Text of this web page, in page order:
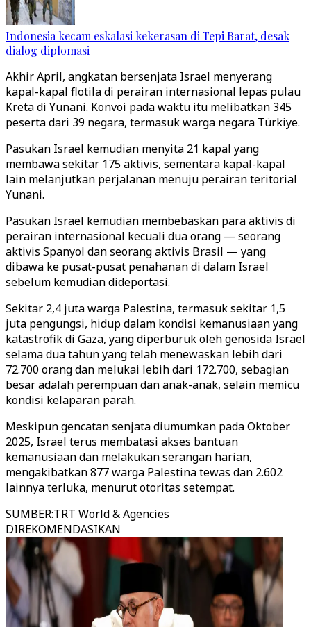
Indonesia kecam eskalasi kekerasan di Tepi Barat, desak
dialog diplomasi
Akhir April, angkatan bersenjata Israel menyerang
kapal-kapal flotila di perairan internasional lepas pulau
Kreta di Yunani. Konvoi pada waktu itu melibatkan 345
peserta dari 39 negara, termasuk warga negara Türkiye.
Pasukan Israel kemudian menyita 21 kapal yang
membawa sekitar 175 aktivis, sementara kapal-kapal
lain melanjutkan perjalanan menuju perairan teritorial
Yunani.
Pasukan Israel kemudian membebaskan para aktivis di
perairan internasional kecuali dua orang — seorang
aktivis Spanyol dan seorang aktivis Brasil — yang
dibawa ke pusat-pusat penahanan di dalam Israel
sebelum kemudian dideportasi.
Sekitar 2,4 juta warga Palestina, termasuk sekitar 1,5
juta pengungsi, hidup dalam kondisi kemanusiaan yang
katastrofik di Gaza, yang diperburuk oleh genosida Israel
selama dua tahun yang telah menewaskan lebih dari
72.700 orang dan melukai lebih dari 172.700, sebagian
besar adalah perempuan dan anak-anak, selain memicu
kondisi kelaparan parah.
Meskipun gencatan senjata diumumkan pada Oktober
2025, Israel terus membatasi akses bantuan
kemanusiaan dan melakukan serangan harian,
mengakibatkan 877 warga Palestina tewas dan 2.602
lainnya terluka, menurut otoritas setempat.
SUMBER:TRT World & Agencies
DIREKOMENDASIKAN